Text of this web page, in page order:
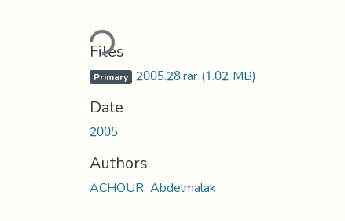
Loading...
Files
Primary 2005.28.rar(1.02 MB)
Date
2005
Authors
ACHOUR, Abdelmalak